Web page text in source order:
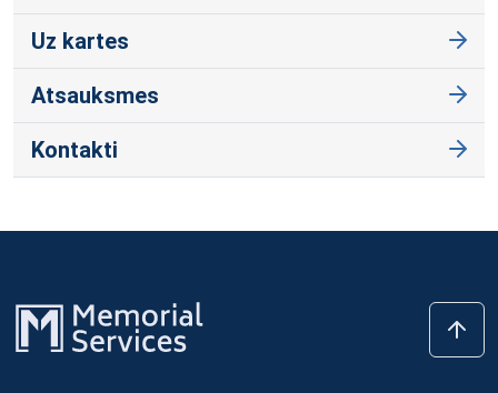
Uz kartes
Atsauksmes
Kontakti